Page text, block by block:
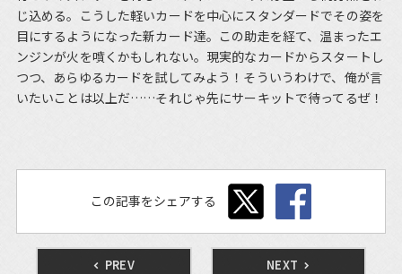
じ込める。こうした軽いカードを中心にスタンダードでその姿を
目にするようになった新カード達。この助走を経て、温まったエ
ンジンが火を噴くかもしれない。現実的なカードからスタートし
つつ、あらゆるカードを試してみよう！そういうわけで、俺が言
いたいことは以上だ……それじゃ先にサーキットで待ってるぜ！
この記事をシェアする
PREV NEXT